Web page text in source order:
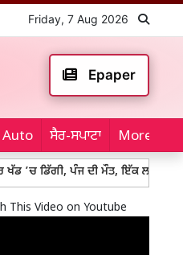
Friday, 7 Aug 2026
Epaper
Auto ਸੈਰ-ਸਪਾਟਾ More...
ਪੰਜ ਦੀ ਮੌਤ, ਇੱਕ ਲਾਪਤਾ
This Video on Youtube